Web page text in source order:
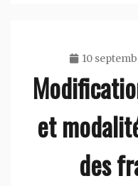
10
et
des